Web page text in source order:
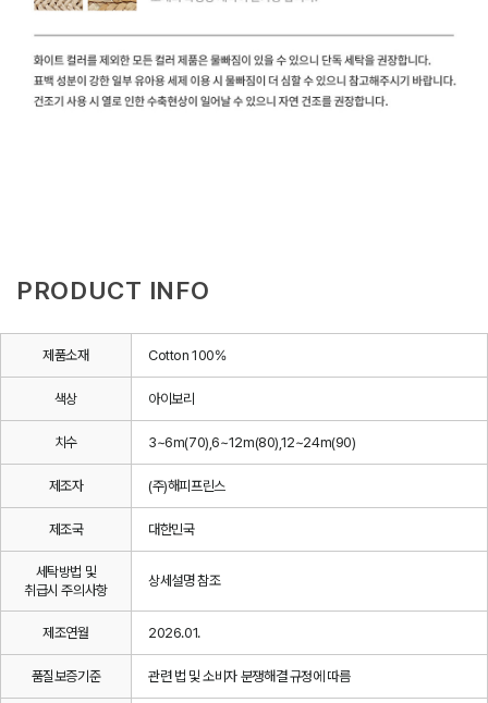
PRODUCT INFO
제품소재 Cotton 100%
색상 아이보리
치수 3~6m(70),6~12m(80),12~24m(90)
제조자 (주)해피프린스
제조국 대한민국
세탁방법 및
취급시 주의사항
상세설명 참조
제조연월 2026.01.
품질보증기준 관련 법 및 소비자 분쟁해결 규정에 따름